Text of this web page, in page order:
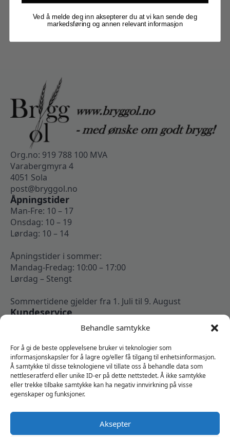
Behandle samtykke
For å gi de beste opplevelsene bruker vi teknologier som
informasjonskapsler for å lagre og/eller få tilgang til enhetsinformasjon.
Å samtykke til disse teknologiene vil tillate oss å behandle data som
nettleseratferd eller unike ID-er på dette nettstedet. Å ikke samtykke
eller trekke tilbake samtykke kan ha negativ innvirkning på visse
egenskaper og funksjoner.
Aksepter
Org.no: 919 788 100 MVA
Varabergmyra 4
4051 Sola
post@bryggol.no
Åpningstider
Man-Fre: 10 – 17
Onsdag: 10 – 19
Lørdag: 10 – 14
Åpningstider i sommer:
Mandag-Fredag: 10:00 – 17:00
Lørdag – Stengt
Sommertidene gjelder fra 1. Juli til 9. August
Kundeservice
Min konto
Kjøpsbetingelser
Angrerettskjema
Vi er sosiale
Ved å melde deg inn aksepterer du at vi kan sende deg
markedsføring og annen relevant informasjon